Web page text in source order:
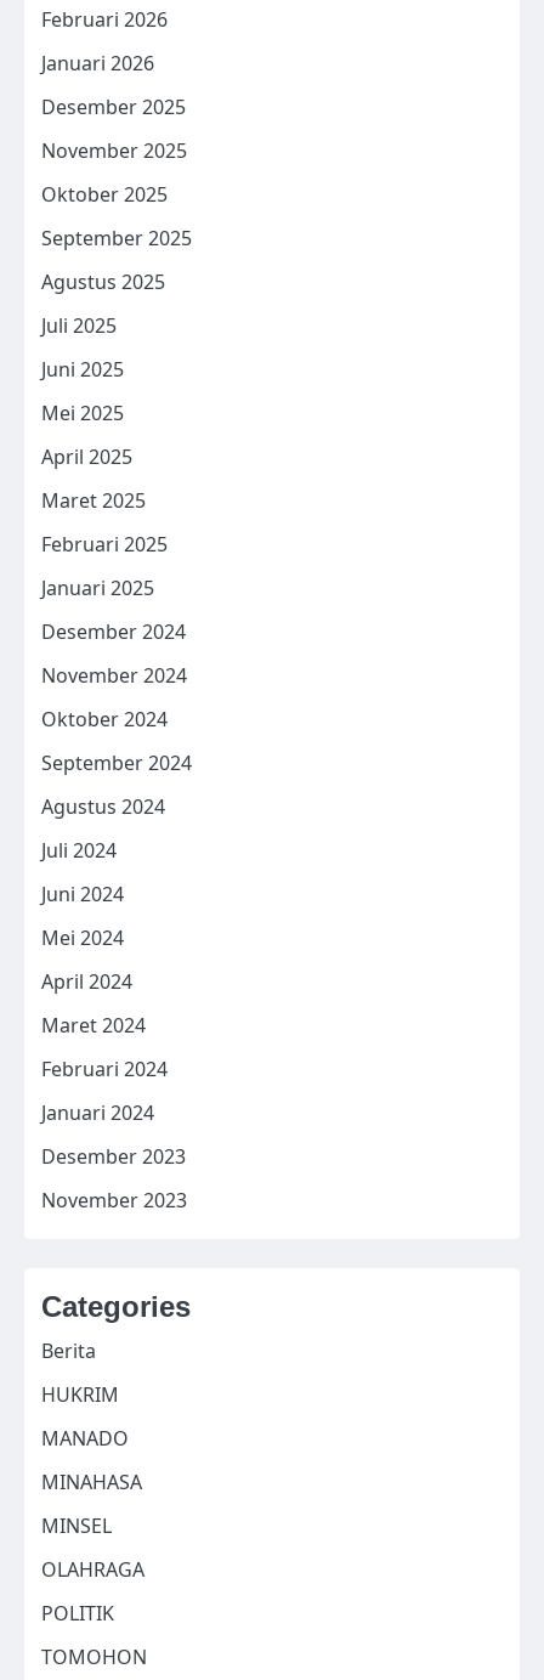
Februari 2026
Januari 2026
Desember 2025
November 2025
Oktober 2025
September 2025
Agustus 2025
Juli 2025
Juni 2025
Mei 2025
April 2025
Maret 2025
Februari 2025
Januari 2025
Desember 2024
November 2024
Oktober 2024
September 2024
Agustus 2024
Juli 2024
Juni 2024
Mei 2024
April 2024
Maret 2024
Februari 2024
Januari 2024
Desember 2023
November 2023
Categories
Berita
HUKRIM
MANADO
MINAHASA
MINSEL
OLAHRAGA
POLITIK
TOMOHON